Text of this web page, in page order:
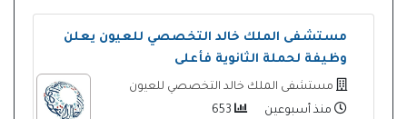
مستشفى الملك خالد التخصصي للعيون يعلن
وظيفة لحملة الثانوية فأعلى
مستشفى الملك خالد التخصصي للعيون
منذ أسبوعين